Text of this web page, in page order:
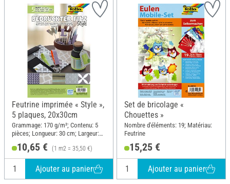
Feutrine imprimée « Style »,
5 plaques, 20x30cm
Grammage: 170 g/m²; Contenu: 5
pièces; Longueur: 30 cm; Largeur:
10,65 € (1 m2 = 35,50 €)
Ajouter au panier
Set de bricolage «
Chouettes »
Nombre d'éléments: 19; Matériau:
Feutrine
15,25 €
Ajouter au panier